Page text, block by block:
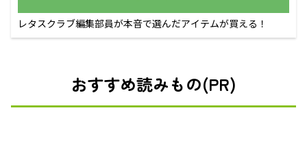
レタスクラブ編集部員が本音で選んだアイテムが買える！
おすすめ読みもの(PR)